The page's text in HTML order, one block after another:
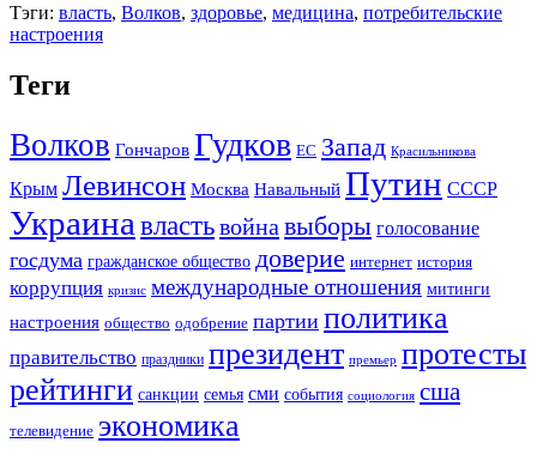
Тэги: власть, Волков, здоровье, медицина, потребительские
настроения
Теги
Волков Гончаров Гудков ЕС Запад Красильникова
Крым Левинсон Москва Навальный Путин СССР
Украина властьвойна выборы голосование
госдума гражданское общество доверие интернет история
коррупция кризис международные отношения митинги
настроения общество одобрение партии политика
правительство праздники президент премьер протесты
рейтинги санкции семья сми события социология сша
телевидение экономика